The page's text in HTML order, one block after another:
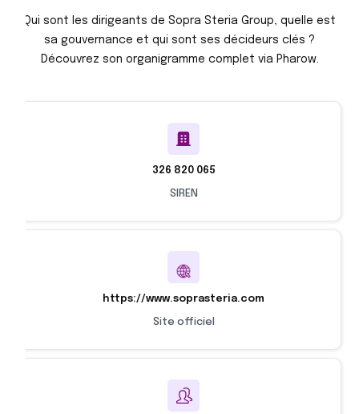
Qui sont les dirigeants de Sopra Steria Group, quelle est
sa gouvernance et qui sont ses décideurs clés ?
Découvrez son organigramme complet via Pharow.
326 820 065
SIREN
https://www.soprasteria.com
Site officiel